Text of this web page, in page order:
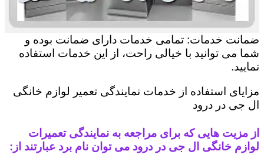
ضمانت خدمات: تمامی خدمات دارای ضمانت بوده و
شما می توانید با خیالی راحت، از این خدمات استفاده
نمایید.
مزایای استفاده از خدمات نمایندگی تعمیر لوازم خانگی
ال جی در درود
از مزیت هایی که برای مراجعه به نمایندگی تعمیرات
لوازم خانگی ال جی در درود می توان نام برد عبارتند از: